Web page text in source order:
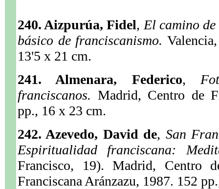
240. Aizpurúa, Fidel, El camino
básico de franciscanismo.
13'5 x 21 cm.
241. Almenara, Federico,
franciscanos. Madrid, Centro de
pp., 16 x 23 cm.
242. Azevedo, David de, San
Espiritualidad franciscana:
Francisco, 19). Madrid, Centro
Franciscana Aránzazu, 1987. 152